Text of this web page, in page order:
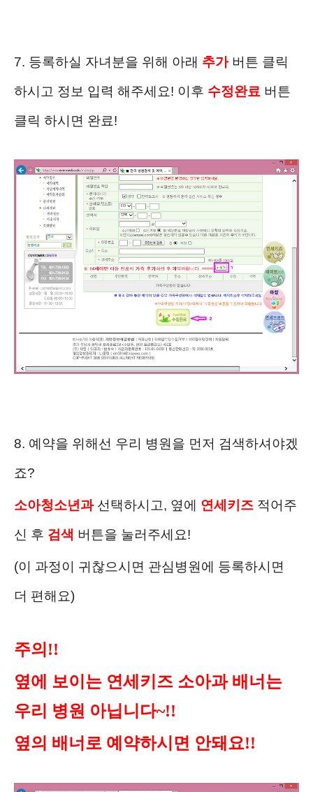
7. 등록하실 자녀분을 위해 아래 추가버튼 클릭
하시고 정보 입력 해주세요! 이후 수정완료 버튼
클릭 하시면 완료!
8. 예약을 위해선 우리 병원을 먼저 검색하셔야겠
죠?
소아청소년과선택하시고, 옆에 연세키즈 적어주
신 후 검색 버튼을 눌러주세요!
(이 과정이 귀찮으시면 관심병원에 등록하시면
더 편해요)
주의!!
옆에 보이는 연세키즈 소아과 배너는
우리 병원 아닙니다~!!
옆의 배너로 예약하시면 안돼요!!